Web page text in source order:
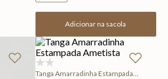
Adicionar na sacola
Tanga Amarradinha Estampada